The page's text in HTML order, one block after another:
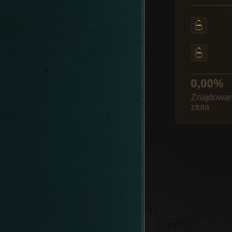
0,00%
złota